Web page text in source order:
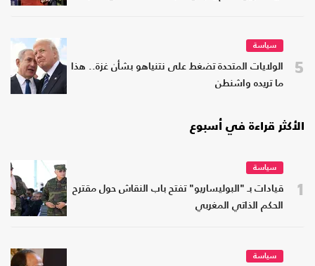
5
سياسة
الولايات المتحدة تضغط على نتنياهو بشأن غزة.. هذا
ما تريده واشنطن
الأكثر قراءة في أسبوع
1
سياسة
قيادات بـ "البوليساريو" تفتح باب النقاش حول مقترح
الحكم الذاتي المغربي
سياسة